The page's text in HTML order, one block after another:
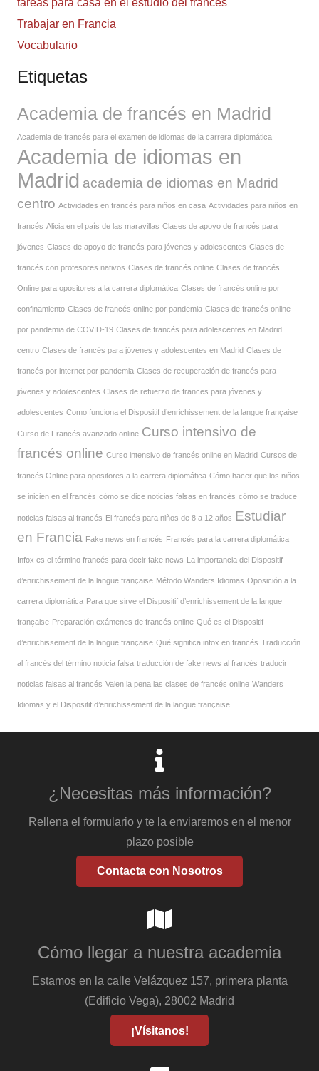
tareas para casa en el estudio del francés
Trabajar en Francia
Vocabulario
Etiquetas
Academia de francés en Madrid
Academia de francés para el examen de idiomas de la carrera diplomática
Academia de idiomas en
Madrid academia de idiomas en Madrid
centro Actividades en francés para niños en casa Actividades para niños en
francés Alicia en el país de las maravillas Clases de apoyo de francés para
jóvenes Clases de apoyo de francés para jóvenes y adolescentes Clases de
francés con profesores nativos Clases de francés online Clases de francés
Online para opositores a la carrera diplomática Clases de francés online por
confinamiento Clases de francés online por pandemia Clases de francés online
por pandemia de COVID-19 Clases de francés para adolescentes en Madrid
centro Clases de francés para jóvenes y adolescentes en Madrid Clases de
francés por internet por pandemia Clases de recuperación de francés para
jóvenes y adoilescentes Clases de refuerzo de frances para jóvenes y
adolescentes Como funciona el Dispositif d’enrichissement de la langue française
Curso de Francés avanzado online Curso intensivo de
francés online Curso intensivo de francés online en Madrid Cursos de
francés Online para opositores a la carrera diplomática Cómo hacer que los niños
se inicien en el francés cómo se dice noticias falsas en francés cómo se traduce
noticias falsas al francés El francés para niños de 8 a 12 años Estudiar
en Francia Fake news en francés Francés para la carrera diplomática
Infox es el término francés para decir fake news La importancia del Dispositif
d’enrichissement de la langue française Método Wanders Idiomas Oposición a la
carrera diplomática Para que sirve el Dispositif d’enrichissement de la langue
française Preparación exámenes de francés online Qué es el Dispositif
d’enrichissement de la langue française Qué significa infox en francés Traducción
al francés del término noticia falsa traducción de fake news al francés traducir
noticias falsas al francés Valen la pena las clases de francés online Wanders
Idiomas y el Dispositif d’enrichissement de la langue française
¿Necesitas más información?
Rellena el formulario y te la enviaremos en el menor
plazo posible
Contacta con Nosotros
Cómo llegar a nuestra academia
Estamos en la calle Velázquez 157, primera planta
(Edificio Vega), 28002 Madrid
¡Vísitanos!